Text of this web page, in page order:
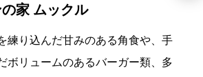
家 ムックル
練り込んだ甘みのある角食や、手
ボリュームのあるバーガー類、多